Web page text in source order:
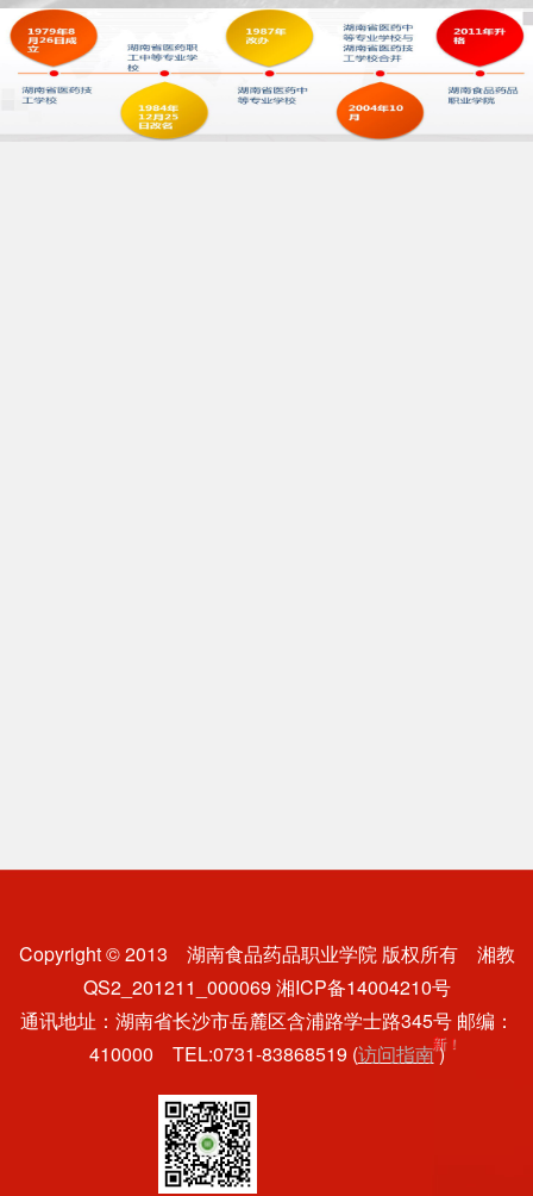
Copyright © 2013 湖南食品药品职业学院版权所有 湘教
QS2_201211_000069 湘ICP备14004210号
通讯地址：湖南省长沙市岳麓区含浦路学士路345号 邮编：
410000 TEL:0731-83868519 (访问指南新！
)